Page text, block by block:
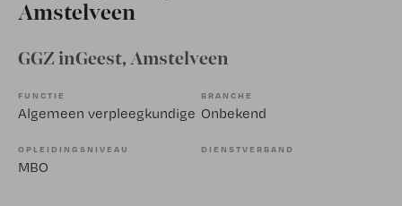
Amstelveen
GGZ inGeest, Amstelveen
FUNCTIE
Algemeen verpleegkundige
BRANCHE
Onbekend
OPLEIDINGSNIVEAU
MBO
DIENSTVERBAND